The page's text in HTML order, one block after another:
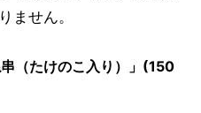
ません。
（たけのこ入り）」(150